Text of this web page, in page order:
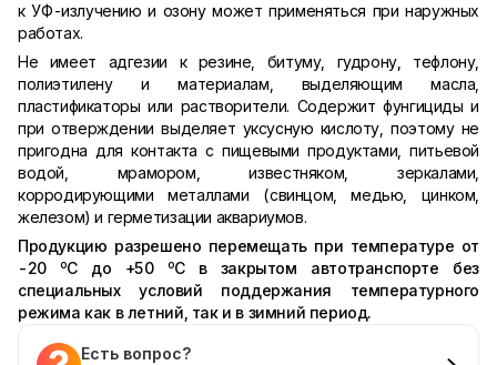
к УФ-излучению и озону может применяться при наружных
работах.
Не имеет адгезии к резине, битуму, гудрону, тефлону,
полиэтилену и материалам, выделяющим масла,
пластификаторы или растворители. Содержит фунгициды и
при отверждении выделяет уксусную кислоту, поэтому не
пригодна для контакта с пищевыми продуктами, питьевой
водой, мрамором, известняком, зеркалами,
корродирующими металлами (свинцом, медью, цинком,
железом) и герметизации аквариумов.
Продукцию разрешено перемещать при температуре от
-20оС до +50оС в закрытом автотранспорте без
специальных условий поддержания температурного
режима как в летний, так и в зимний период.
Есть вопрос?